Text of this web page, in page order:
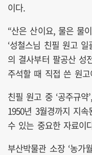
이다.
“산은 산이요, 물은 물
‘성철스님 친필 원고
의 결사부터 팔공산 성
주석할 때 직접 쓴 원고
친필 원고 중 ‘공주규약
1950년 3월경까지 지
수 있는 중요한 자료이
부산박물관 소장 ‘농가